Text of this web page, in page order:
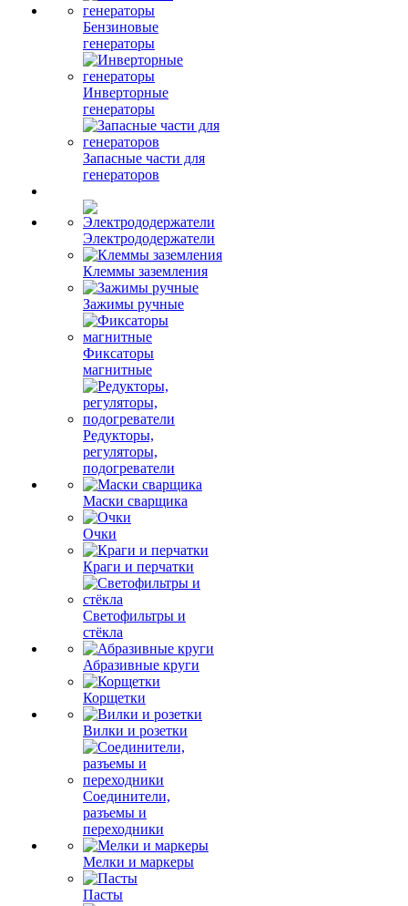
Бензиновые
генераторы
Инверторные
генераторы
Запасные части для
генераторов
Электрододержатели
Клеммы заземления
Зажимы ручные
Фиксаторы
магнитные
Редукторы,
регуляторы,
подогреватели
Маски сварщика
Очки
Краги и перчатки
Светофильтры и
стёкла
Абразивные круги
Корщетки
Вилки и розетки
Соединители,
разъемы и
переходники
Мелки и маркеры
Пасты